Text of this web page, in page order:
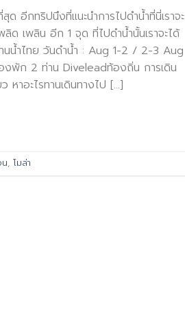
อีกทริปนึงที่แนะนำการไปดำน้ำที่นี่เราจะ
ด เพลิน อีก 1 จุด ที่ไปดำน้ำนั้นเราจะได้
นน้ำไทย วันดำน้ำ : Aug 1-2 / 2-3 Aug
พัก 2 ท่าน Diveleadท้องถิ่น การเดิน
าอะไรทานเดินทางไป […]
, โมล่า